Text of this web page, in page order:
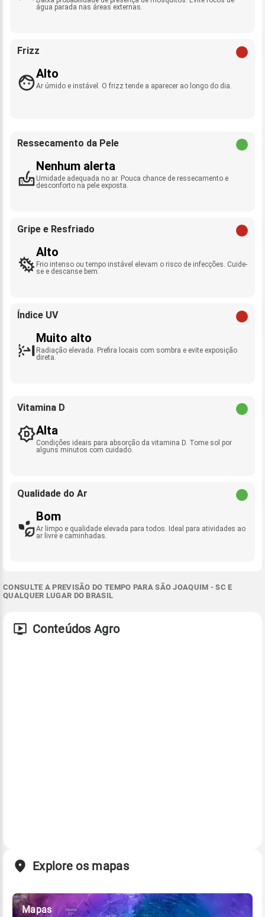
água parada nas áreas externas.
Frizz
Alto
Ar úmido e instável. O frizz tende a aparecer ao longo do dia.
Ressecamento da Pele
Nenhum alerta
Umidade adequada no ar. Pouca chance de ressecamento e
desconforto na pele exposta.
Gripe e Resfriado
Alto
Frio intenso ou tempo instável elevam o risco de infecções. Cuide-
se e descanse bem.
Índice UV
Muito alto
Radiação elevada. Prefira locais com sombra e evite exposição
direta.
Vitamina D
Alta
Condições ideais para absorção da vitamina D. Tome sol por
alguns minutos com cuidado.
Qualidade do Ar
Bom
Ar limpo e qualidade elevada para todos. Ideal para atividades ao
ar livre e caminhadas.
CONSULTE A PREVISÃO DO TEMPO PARA SÃO JOAQUIM - SC E
QUALQUER LUGAR DO BRASIL
Conteúdos Agro
Explore os mapas
Mapas